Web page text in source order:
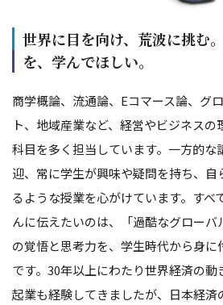
世界に目を向け、荒波に挑む
を、学んでほしい。
商学概論、流通論、Eコマース論、グ
ト、地域産業など、経営やビジネス
科目を多く担当しています。一方的な
迎、常に学生が興味や疑問を持ち、自
るような授業を心がけています。すべ
んに伝えたいのは、「過酷なグローバ
の覚悟と思考力を、学生時代から身に
です。30年以上にわたり世界経済の
起業も経験してきましたが、日本経済